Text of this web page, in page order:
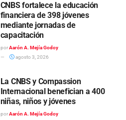
CNBS fortalece la educación
financiera de 398 jóvenes
mediante jornadas de
capacitación
por Aarón A. Mejía Godoy
agosto 3, 2026
La CNBS y Compassion
Internacional benefician a 400
niñas, niños y jóvenes
por Aarón A. Mejía Godoy